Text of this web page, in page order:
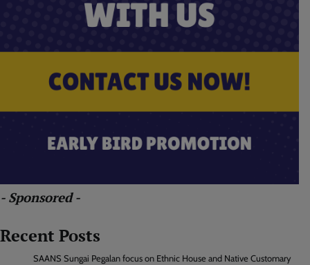
- Sponsored -
Recent Posts
SAANS Sungai Pegalan focus on Ethnic House and Native Customary